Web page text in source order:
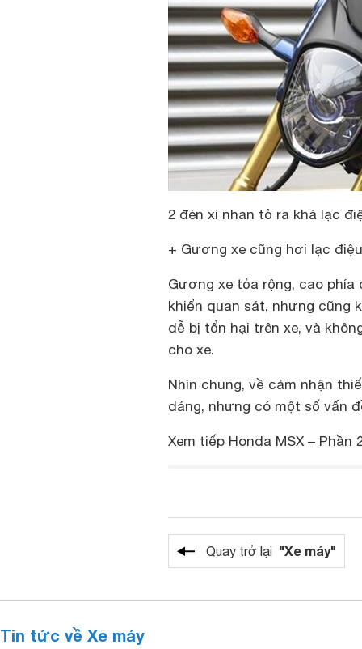
2 đèn xi nhan tỏ ra khá lạc
+ Gương xe cũng hơi lạc điệu
Gương xe tỏa rộng, cao
khiển quan sát, nhưng cũng
dễ bị tổn hại trên xe, và
cho xe.
Nhìn chung, về cảm nhận
dáng, nhưng có một số vấn
Xem tiếp Honda MSX – Phần
Quay trở lại "Xe máy"
Tin tức về Xe máy